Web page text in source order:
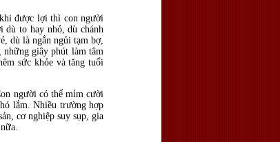
được lợi thì con người
to hay nhỏ, dù chánh
dù là ngắn ngủi tạm bợ,
những giây phút làm tâm
sức khỏe và tăng tuổi
người có thể mỉm cười
lắm. Nhiều trường hợp
cơ nghiệp suy sụp, gia